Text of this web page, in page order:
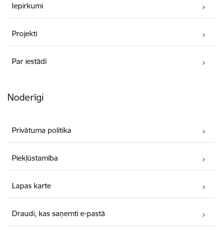
Iepirkumi
Projekti
Par iestādi
Noderīgi
Privātuma politika
Piekļūstamība
Lapas karte
Draudi, kas saņemti e-pastā